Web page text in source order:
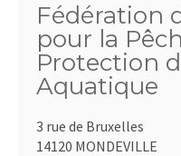
Fédération
pour la
Protection
Aquatique
3 rue de Bruxelles
14120 MONDEVILLE